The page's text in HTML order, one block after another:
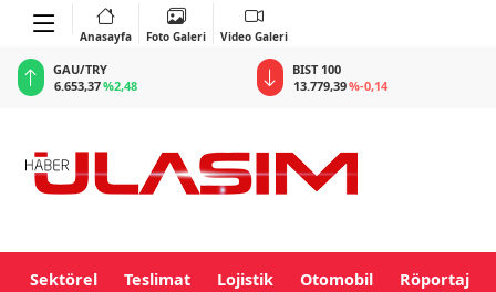
Anasayfa Foto Galeri Video Galeri
BIST 100
13.779,39%-0,14
USD
47,6869%0,15
Sektörel Teslimat Lojistik Otomobil Röportaj